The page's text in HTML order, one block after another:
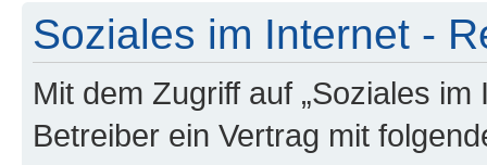
Soziales im Internet -
Mit dem Zugriff auf „Soziales
Betreiber ein Vertrag mit